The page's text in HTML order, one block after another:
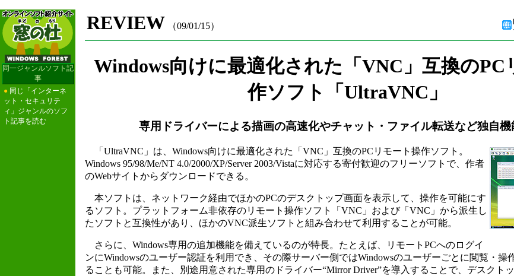
同一ジャンルソフト記
事
● 同じ「インターネ
ット・セキュリテ
ィ」ジャンルのソフ
ト記事を読む
REVIEW （09/01/15）
Windows向けに最適化された「VNC」互換のPC
作ソフト「UltraVNC」
専用ドライバーによる描画の高速化やチャット・ファイル転送など独自
「UltraVNC」は、Windows向けに最適化された「VNC」互換のPCリモート操作ソフト。
Windows 95/98/Me/NT 4.0/2000/XP/Server 2003/Vistaに対応する寄付歓迎のフリーソフトで、作者
のWebサイトからダウンロードできる。
本ソフトは、ネットワーク経由でほかのPCのデスクトップ画面を表示して、操作を可能にす
るソフト。プラットフォーム非依存のリモート操作ソフト「VNC」および「VNC」から派生し
たソフトと互換性があり、ほかのVNC派生ソフトと組み合わせて利用することが可能。
さらに、Windows専用の追加機能を備えているのが特長。たとえば、リモートPCへのログイ
ンにWindowsのユーザー認証を利用でき、その際サーバー側ではWindowsのユーザーごとに閲覧・操
ることも可能。また、別途用意された専用のドライバー“Mirror Driver”を導入することで、デスクト